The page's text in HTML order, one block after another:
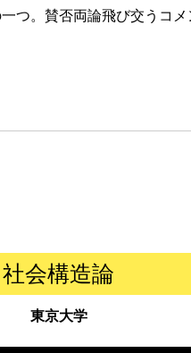
つ。賛否両論飛び交うコメ
社会構造論
東京大学